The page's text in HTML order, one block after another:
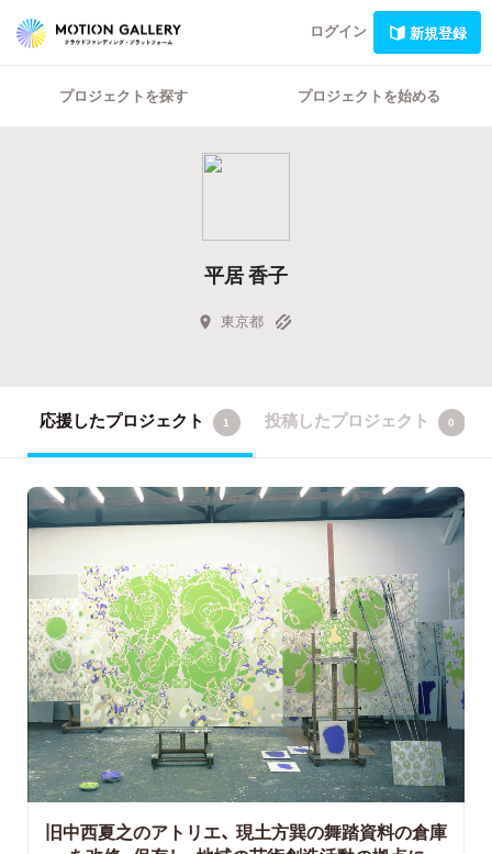
ログイン 新規登録
プロジェクトを探す プロジェクトを始める
平居 香子
東京都
応援したプロジェクト 1 投稿したプロジェクト 0
旧中西夏之のアトリエ、 現土方巽の舞踏資料の倉庫